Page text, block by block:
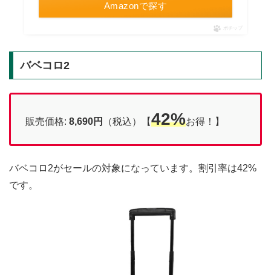
Amazonで探す
ポチップ
バベコロ2
販売価格: 8,690円 （税込）【42%お得！】
バベコロ2がセールの対象になっています。割引率は42%
です。